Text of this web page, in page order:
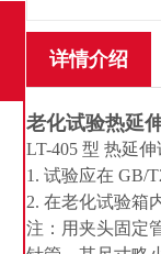
详情介绍
老化试验热延
LT-405型 热延伸
1. 试验应在 GB/
2. 在老化试验箱
注：用夹头固定